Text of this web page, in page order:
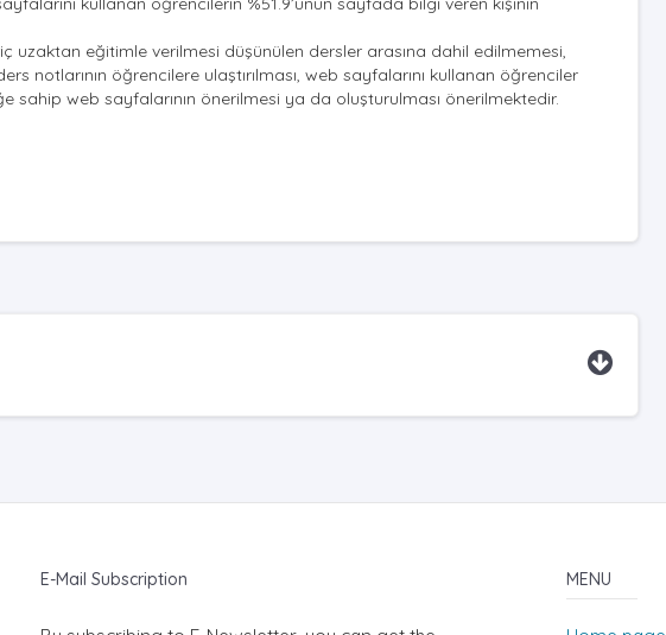
eğitimle verilmesi düşünülen dersler arasına dahil edilmemesi,
notlarının öğrencilere ulaştırılması, web sayfalarını kullanan öğrenciler
sahip web sayfalarının önerilmesi ya da oluşturulması önerilmektedir.
E-Mail Subscription MENU